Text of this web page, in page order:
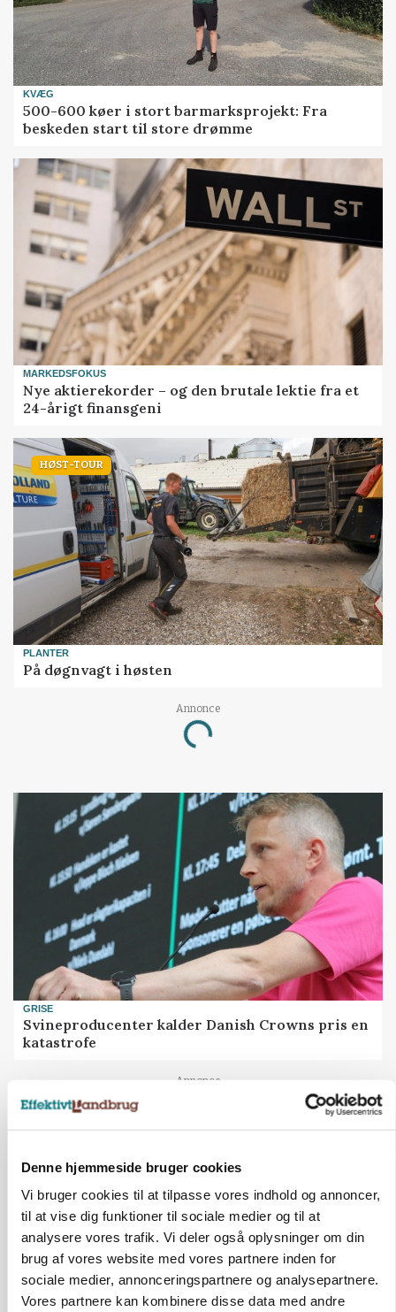
Denne hjemmeside bruger cookies
Vi bruger cookies til at tilpasse vores indhold og annoncer,
til at vise dig funktioner til sociale medier og til at
analysere vores trafik. Vi deler også oplysninger om din
brug af vores website med vores partnere inden for
sociale medier, annonceringspartnere og analysepartnere.
Vores partnere kan kombinere disse data med andre
KVÆG
500-600 køer i stort barmarksprojekt: Fra
beskeden start til store drømme
MARKEDSFOKUS
Nye aktierekorder – og den brutale lektie fra et
24-årigt finansgeni
HØST-TOUR
PLANTER
På døgnvagt i høsten
Annonce
Loading...
GRISE
Svineproducenter kalder Danish Crowns pris en
katastrofe
Annonce